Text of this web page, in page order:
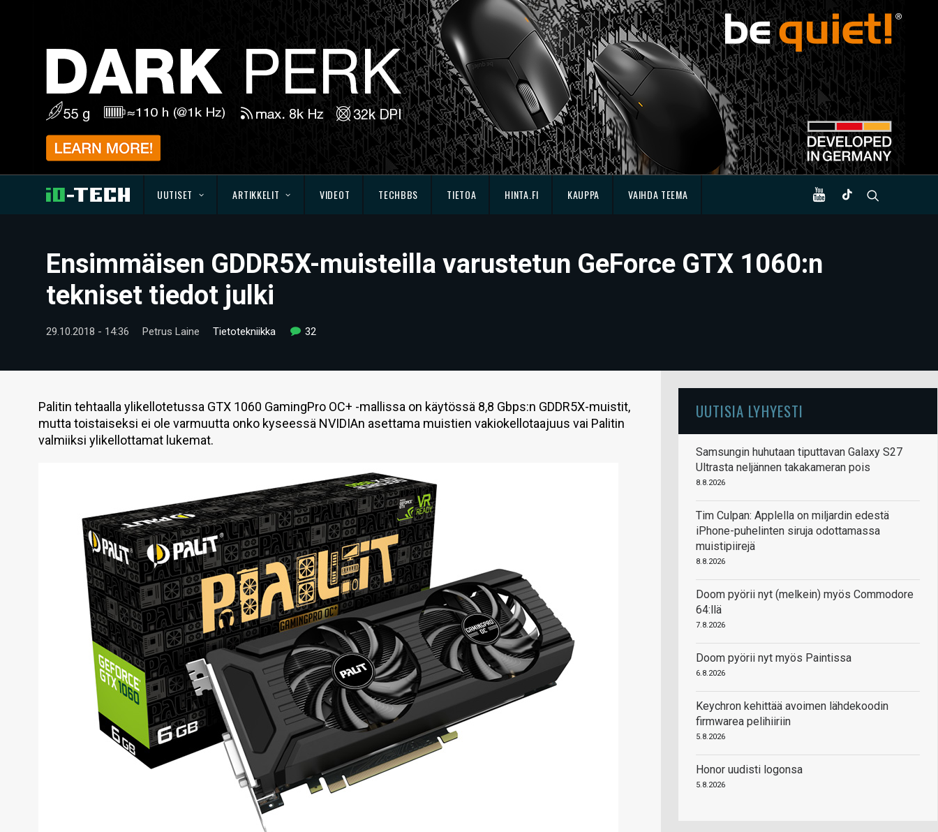
UUTISET ARTIKKELIT VIDEOT TECHBBS TIETOA HINTA.FI KAUPPA VAIHDA TEEMA
Ensimmäisen GDDR5X-muisteilla varustetun GeForce GTX 1060:n
tekniset tiedot julki
29.10.2018 - 14:36 Petrus Laine Tietotekniikka 32
Palitin tehtaalla ylikellotetussa GTX 1060 GamingPro OC+ -mallissa on käytössä 8,8 Gbps:n GDDR5X-muistit,
mutta toistaiseksi ei ole varmuutta onko kyseessä NVIDIAn asettama muistien vakiokellotaajuus vai Palitin
valmiiksi ylikellottamat lukemat.
UUTISIA LYHYESTI
Samsungin huhutaan tiputtavan Galaxy S27
Ultrasta neljännen takakameran pois
8.8.2026
Tim Culpan: Applella on miljardin edestä
iPhone-puhelinten siruja odottamassa
muistipiirejä
8.8.2026
Doom pyörii nyt (melkein) myös Commodore
64:llä
7.8.2026
Doom pyörii nyt myös Paintissa
6.8.2026
Keychron kehittää avoimen lähdekoodin
firmwarea pelihiiriin
5.8.2026
Honor uudisti logonsa
5.8.2026